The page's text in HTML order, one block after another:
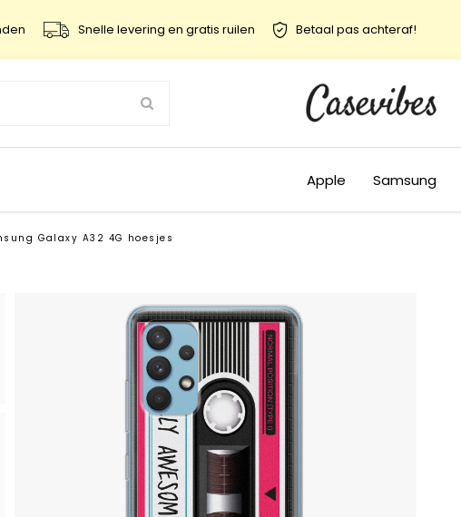
Snelle levering en gratis ruilen Betaal pas achteraf!
Apple Samsung
Galaxy A32 4G hoesjes